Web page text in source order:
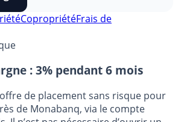
: 3% pendant 6 mois
de placement sans risque pour